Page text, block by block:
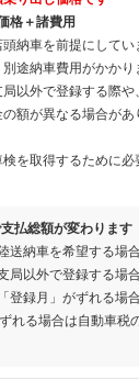
格＋諸費用
納車を前提にしてい
途納車費用がかかり
以外で登録する際や
額が異なる場合があ
を取得するために必
払総額が変わります
送納車を希望する場合
局以外で登録する場合
登録月」がずれる場合
れる場合は自動車税